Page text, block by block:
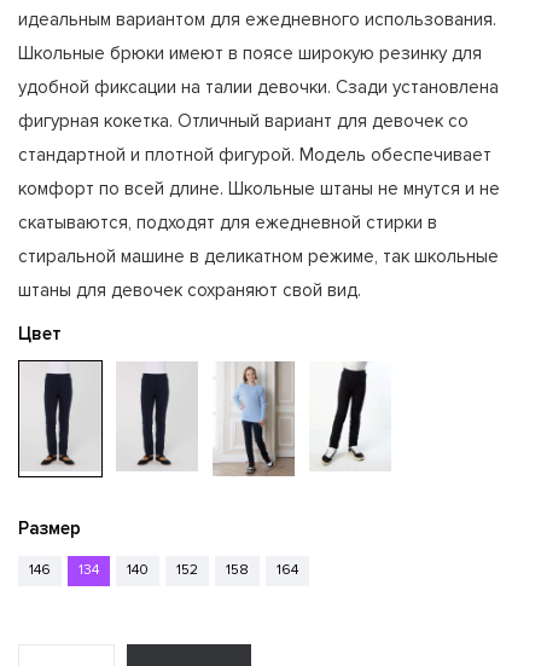
идеальным вариантом для ежедневного использования.
Школьные брюки имеют в поясе широкую резинку для
удобной фиксации на талии девочки. Сзади установлена
фигурная кокетка. Отличный вариант для девочек со
стандартной и плотной фигурой. Модель обеспечивает
комфорт по всей длине. Школьные штаны не мнутся и не
скатываются, подходят для ежедневной стирки в
стиральной машине в деликатном режиме, так школьные
штаны для девочек сохраняют свой вид.
Цвет
Размер
146 134 140 152 158 164